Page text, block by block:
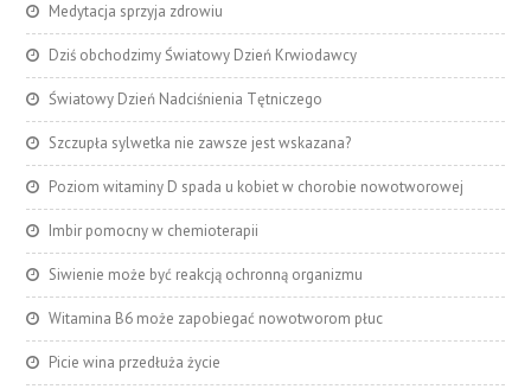
Medytacja sprzyja zdrowiu
Dziś obchodzimy Światowy Dzień Krwiodawcy
Światowy Dzień Nadciśnienia Tętniczego
Szczupła sylwetka nie zawsze jest wskazana?
Poziom witaminy D spada u kobiet w chorobie nowotworowej
Imbir pomocny w chemioterapii
Siwienie może być reakcją ochronną organizmu
Witamina B6 może zapobiegać nowotworom płuc
Picie wina przedłuża życie